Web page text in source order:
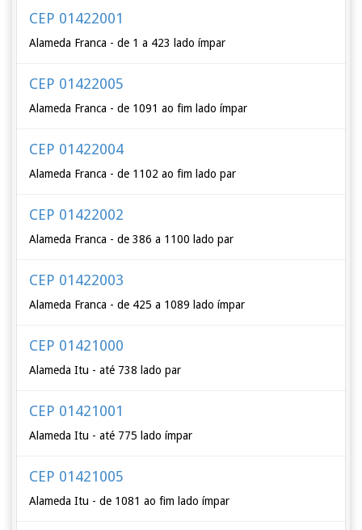
CEP 01422001
Alameda Franca - de 1 a 423 lado ímpar
CEP 01422005
Alameda Franca - de 1091 ao fim lado ímpar
CEP 01422004
Alameda Franca - de 1102 ao fim lado par
CEP 01422002
Alameda Franca - de 386 a 1100 lado par
CEP 01422003
Alameda Franca - de 425 a 1089 lado ímpar
CEP 01421000
Alameda Itu - até 738 lado par
CEP 01421001
Alameda Itu - até 775 lado ímpar
CEP 01421005
Alameda Itu - de 1081 ao fim lado ímpar